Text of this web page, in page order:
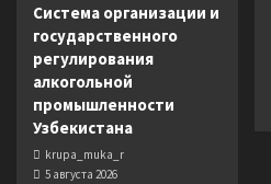
Система организации и
государственного
регулирования
алкогольной
промышленности
Узбекистана
krupa_muka_r
5 августа 2026